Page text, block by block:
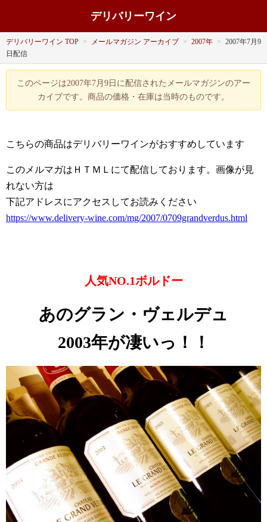
デリバリーワイン
デリバリーワイン TOP > メールマガジン アーカイブ > 2007年 > 2007年7月9
日配信
このページは2007年7月9日に配信されたメールマガジンのアー
カイブです。商品の価格・在庫は当時のものです。
こちらの商品はデリバリーワインがおすすめしています
このメルマガはＨＴＭＬにて配信しております。画像が見
れない方は
下記アドレスにアクセスしてお読みください
https://www.delivery-wine.com/mg/2007/0709grandverdus.html
人気NO.1ボルドー
あのグラン・ヴェルデュ
2003年が凄いっ！！